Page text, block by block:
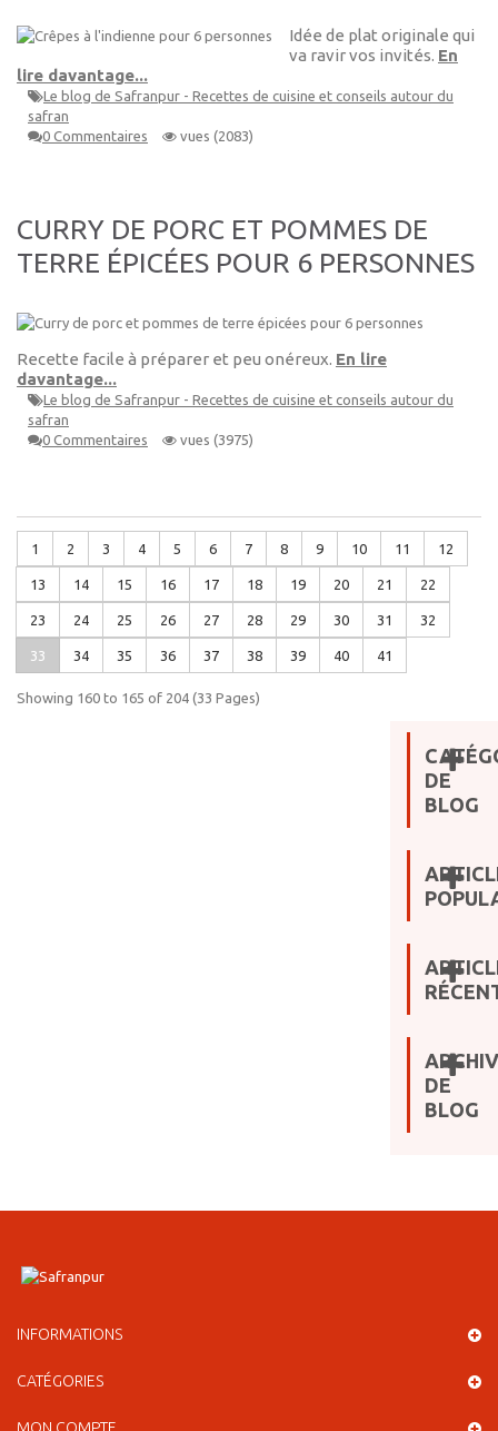
Idée de plat originale qui
va ravir vos invités. En
lire davantage...
Le blog de Safranpur - Recettes de cuisine et conseils autour du
safran
0 Commentaires
vues (2083)
CURRY DE PORC ET POMMES DE
TERRE ÉPICÉES POUR 6 PERSONNES
Recette facile à préparer et peu onéreux. En lire
davantage...
Le blog de Safranpur - Recettes de cuisine et conseils autour du
safran
0 Commentaires
vues (3975)
1 2 3 4 5 6 7 8 9 10 11 12
13 14 15 16 17 18 19 20 21 22
23 24 25 26 27 28 29 30 31 32
33 34 35 36 37 38 39 40 41
Showing 160 to 165 of 204 (33 Pages)
DE
BLOG
DE
BLOG
INFORMATIONS
CATÉGORIES